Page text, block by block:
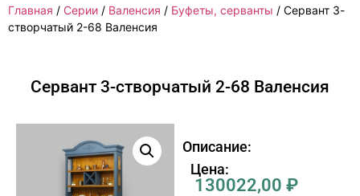
Главная / Серии / Валенсия / Буфеты, серванты / Сервант 3-
створчатый 2-68 Валенсия
Сервант 3-створчатый 2-68 Валенсия
Описание:
Цена:
130022,00 ₽